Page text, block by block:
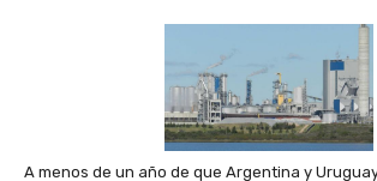
A menos de un año de que Argentina y